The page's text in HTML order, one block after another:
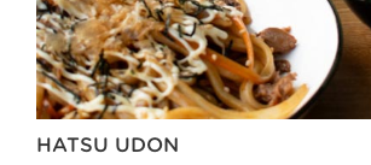
HATSU UDON